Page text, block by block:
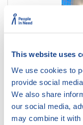
This website uses
We use cookies to
provide social
We also share
our social media,
may combine it with
Spustili jsme
Tibi 2026